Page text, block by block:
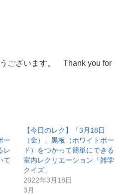
うございます。 Thank you for
ー
レ
て
【今日のレク】「3月18日
（金）」黒板（ホワイトボー
ド）をつかって簡単にできる
室内レクリエーション「雑学
クイズ」
2022年3月18日
3月